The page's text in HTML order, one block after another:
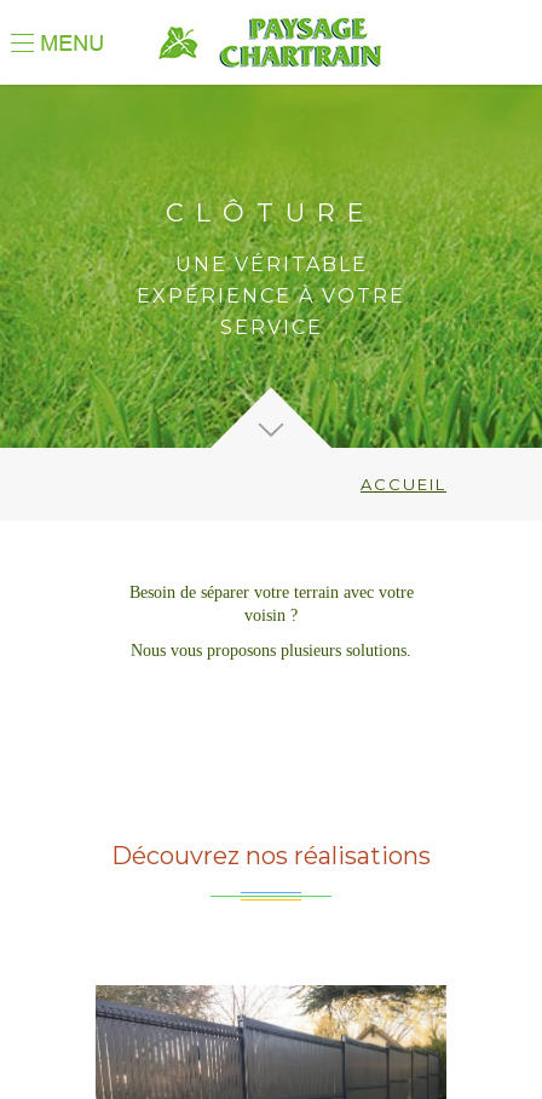
CLÔTURE
UNE VÉRITABLE
EXPÉRIENCE À VOTRE
SERVICE
ACCUEIL
Besoin de séparer votre terrain avec votre
voisin ?
Nous vous proposons plusieurs solutions.
Découvrez nos réalisations